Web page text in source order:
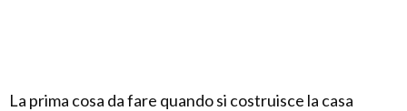
La prima cosa da fare quando si costruisce la casa